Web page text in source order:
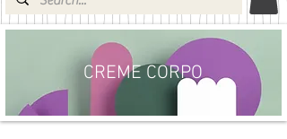
CREME CORPO